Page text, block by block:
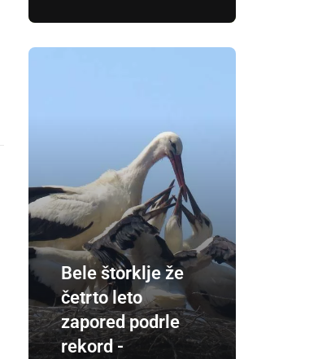
Bele štorklje že
četrto leto
zapored podrle
rekord -